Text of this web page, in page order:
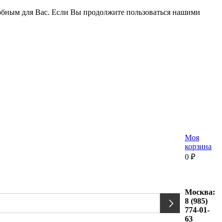
для Вас. Если Вы продолжите пользоваться нашими
Моя
корзина
0 ₽
Москва:
8 (985)
774-01-
63